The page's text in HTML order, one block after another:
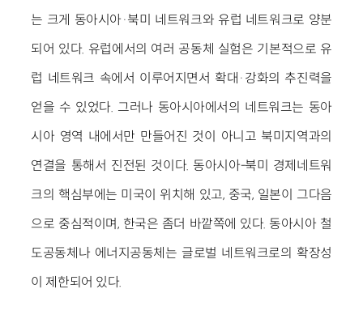
는 크게 동아시아·북미 네트워크와 유럽 네트워크로 양분
되어 있다. 유럽에서의 여러 공동체 실험은 기본적으로 유
럽 네트워크 속에서 이루어지면서 확대·강화의 추진력을
얻을 수 있었다. 그러나 동아시아에서의 네트워크는 동아
시아 영역 내에서만 만들어진 것이 아니고 북미지역과의
연결을 통해서 진전된 것이다. 동아시아-북미 경제네트워
크의 핵심부에는 미국이 위치해 있고, 중국, 일본이 그다음
으로 중심적이며, 한국은 좀더 바깥쪽에 있다. 동아시아 철
도공동체나 에너지공동체는 글로벌 네트워크로의 확장성
이 제한되어 있다.